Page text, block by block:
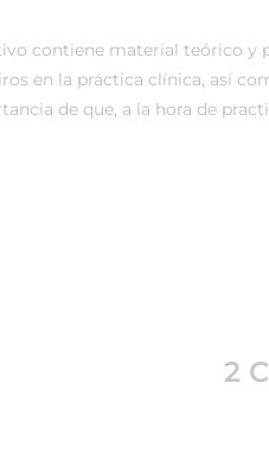
contiene material teórico y
en la práctica clínica, así
de que, a la hora de
2